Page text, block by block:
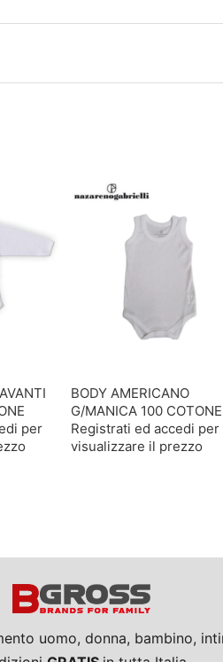
per
BODY AMERICANO
G/MANICA 100 COTONE
Registrati ed accedi per
visualizzare il prezzo
uomo, donna, bambino,